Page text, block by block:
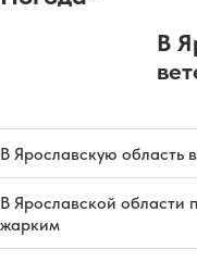
В
В Ярославскую область
В Ярославской области
жарким